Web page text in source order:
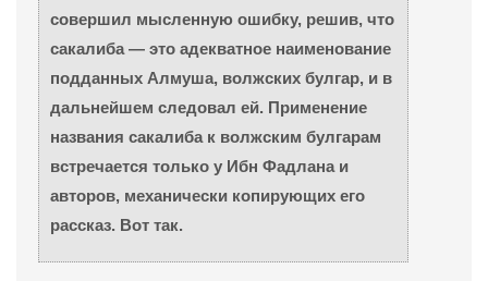
совершил мысленную ошибку, решив, что
сакалиба — это адекватное наименование
подданных Алмуша, волжских булгар, и в
дальнейшем следовал ей. Применение
названия сакалиба к волжским булгарам
встречается только у Ибн Фадлана и
авторов, механически копирующих его
рассказ. Вот так.